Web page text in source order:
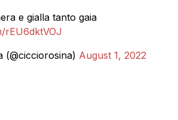
e gialla tanto gaia
rEU6dktVOJ
August 1, 2022